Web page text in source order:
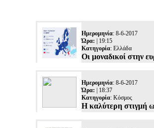
Ημερομηνία: 8-6-2017
Ώρα:
| 19:15
Κατηγορία:Ελλάδα
Οι μοναδικοί στην
Ημερομηνία: 8-6-2017
Ώρα:
| 18:37
Κατηγορία:Κόσμος
Η καλύτερη στιγμή